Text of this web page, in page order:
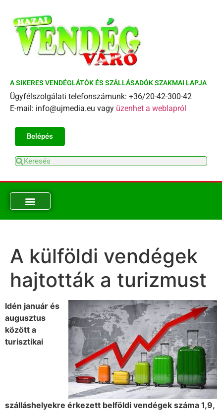
A SIKERES VENDÉGLÁTÓK ÉS SZÁLLÁSADÓK SZAKMAI LAPJA
Ügyfélszolgálati telefonszámunk: +36/20-42-300-42
E-mail: info@ujmedia.eu vagy üzenhet a weblapról
Belépés
A külföldi vendégek
hajtották a turizmust
Idén január és
augusztus
között a
turisztikai
szálláshelyekre érkezett belföldi vendégek száma 1,9,